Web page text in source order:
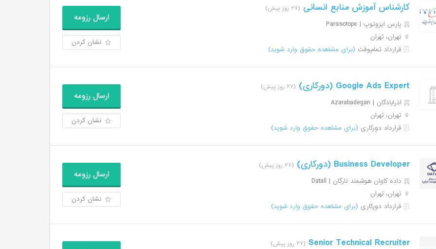
کارشناس آموزش منابع انسانی (۲۷ روز پیش)
پارس ایزوتوپ | Parsisotope
تهران، تهران
قرارداد تمام‌وقت (برای مشاهده حقوق وارد شوید)
ارسال رزومه
نشان کردن
Google Ads Expert (دورکاری) (۲۷ روز پیش)
اذرابادگان | Azarabadegan
تهران، تهران
قرارداد دورکاری (برای مشاهده حقوق وارد شوید)
ارسال رزومه
نشان کردن
Business Developer (دورکاری) (۲۷ روز پیش)
داده کاوان هوشمند نارگان | Datall
تهران، تهران
قرارداد دورکاری (برای مشاهده حقوق وارد شوید)
ارسال رزومه
نشان کردن
Senior Technical Recruiter (۲۷ روز پیش)